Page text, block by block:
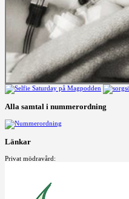
Alla samtal i nummerordning
Länkar
Privat mödravård: